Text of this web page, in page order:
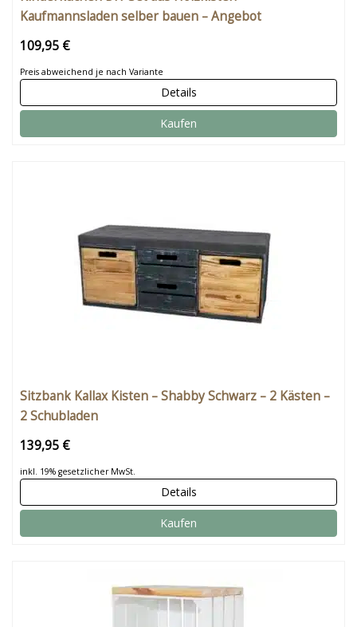
Kaufmannsladen selber bauen – Angebot
109,95 €
Preis abweichend je nach Variante
Details
Kaufen
Sitzbank Kallax Kisten – Shabby Schwarz – 2 Kästen –
2 Schubladen
139,95 €
inkl. 19% gesetzlicher MwSt.
Details
Kaufen